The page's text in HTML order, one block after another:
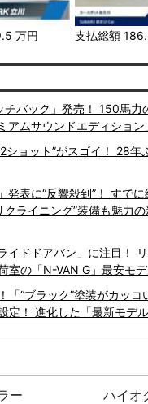
万円 支払総額
バック」発売！ 150馬
アムサウンドエディション
ショット”がスゴイ！ 28年
表に“反響殺到”！ すで
ライニング”装備も魅力
イドドアバン」に注目！
室の「N-VAN G」最安モ
“ブラック”塗装がカッコ
定！ 進化した「最新モデ
ー ハイオ